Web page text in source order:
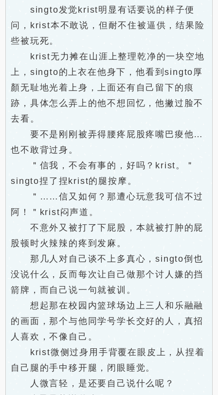
singto发觉krist明显有话要说的样子便
问，krist本不敢说，但耐不住被逼供，结果险
些被玩死。
krist无力摊在山涯上整理乾净的一块空地
上，singto的上衣在他身下，他看到singto厚
顏无耻地光着上身，上面还有自己留下的痕
跡，具体怎么弄上的他不想回忆，他撇过脸不
去看。
要不是刚刚被弄得腰疼屁股疼嘴巴痠他…
也不敢背过身。
＂信我，不会有事的，好吗？krist。＂
singto捏了捏krist的腿按摩。
＂……信又如何？那遭心玩意我可信不过
阿！＂krist闷声道。
不意外又被打了下屁股，本就被打肿的屁
股顿时火辣辣的疼到发麻。
那几人对自己谈不上多真心，singto倒也
没说什么，反而每次让自己做那个讨人嫌的挡
箭牌，而自己说一句就被训。
想起那在校园内篮球场边上三人和乐融融
的画面，那个与他同学号学长交好的人，真招
人喜欢，不像自己。
krist微侧过身用手背覆在眼皮上，从捏着
自己腿的手中移开腿，闭眼睡觉。
人微言轻，是还要自己说什么呢？